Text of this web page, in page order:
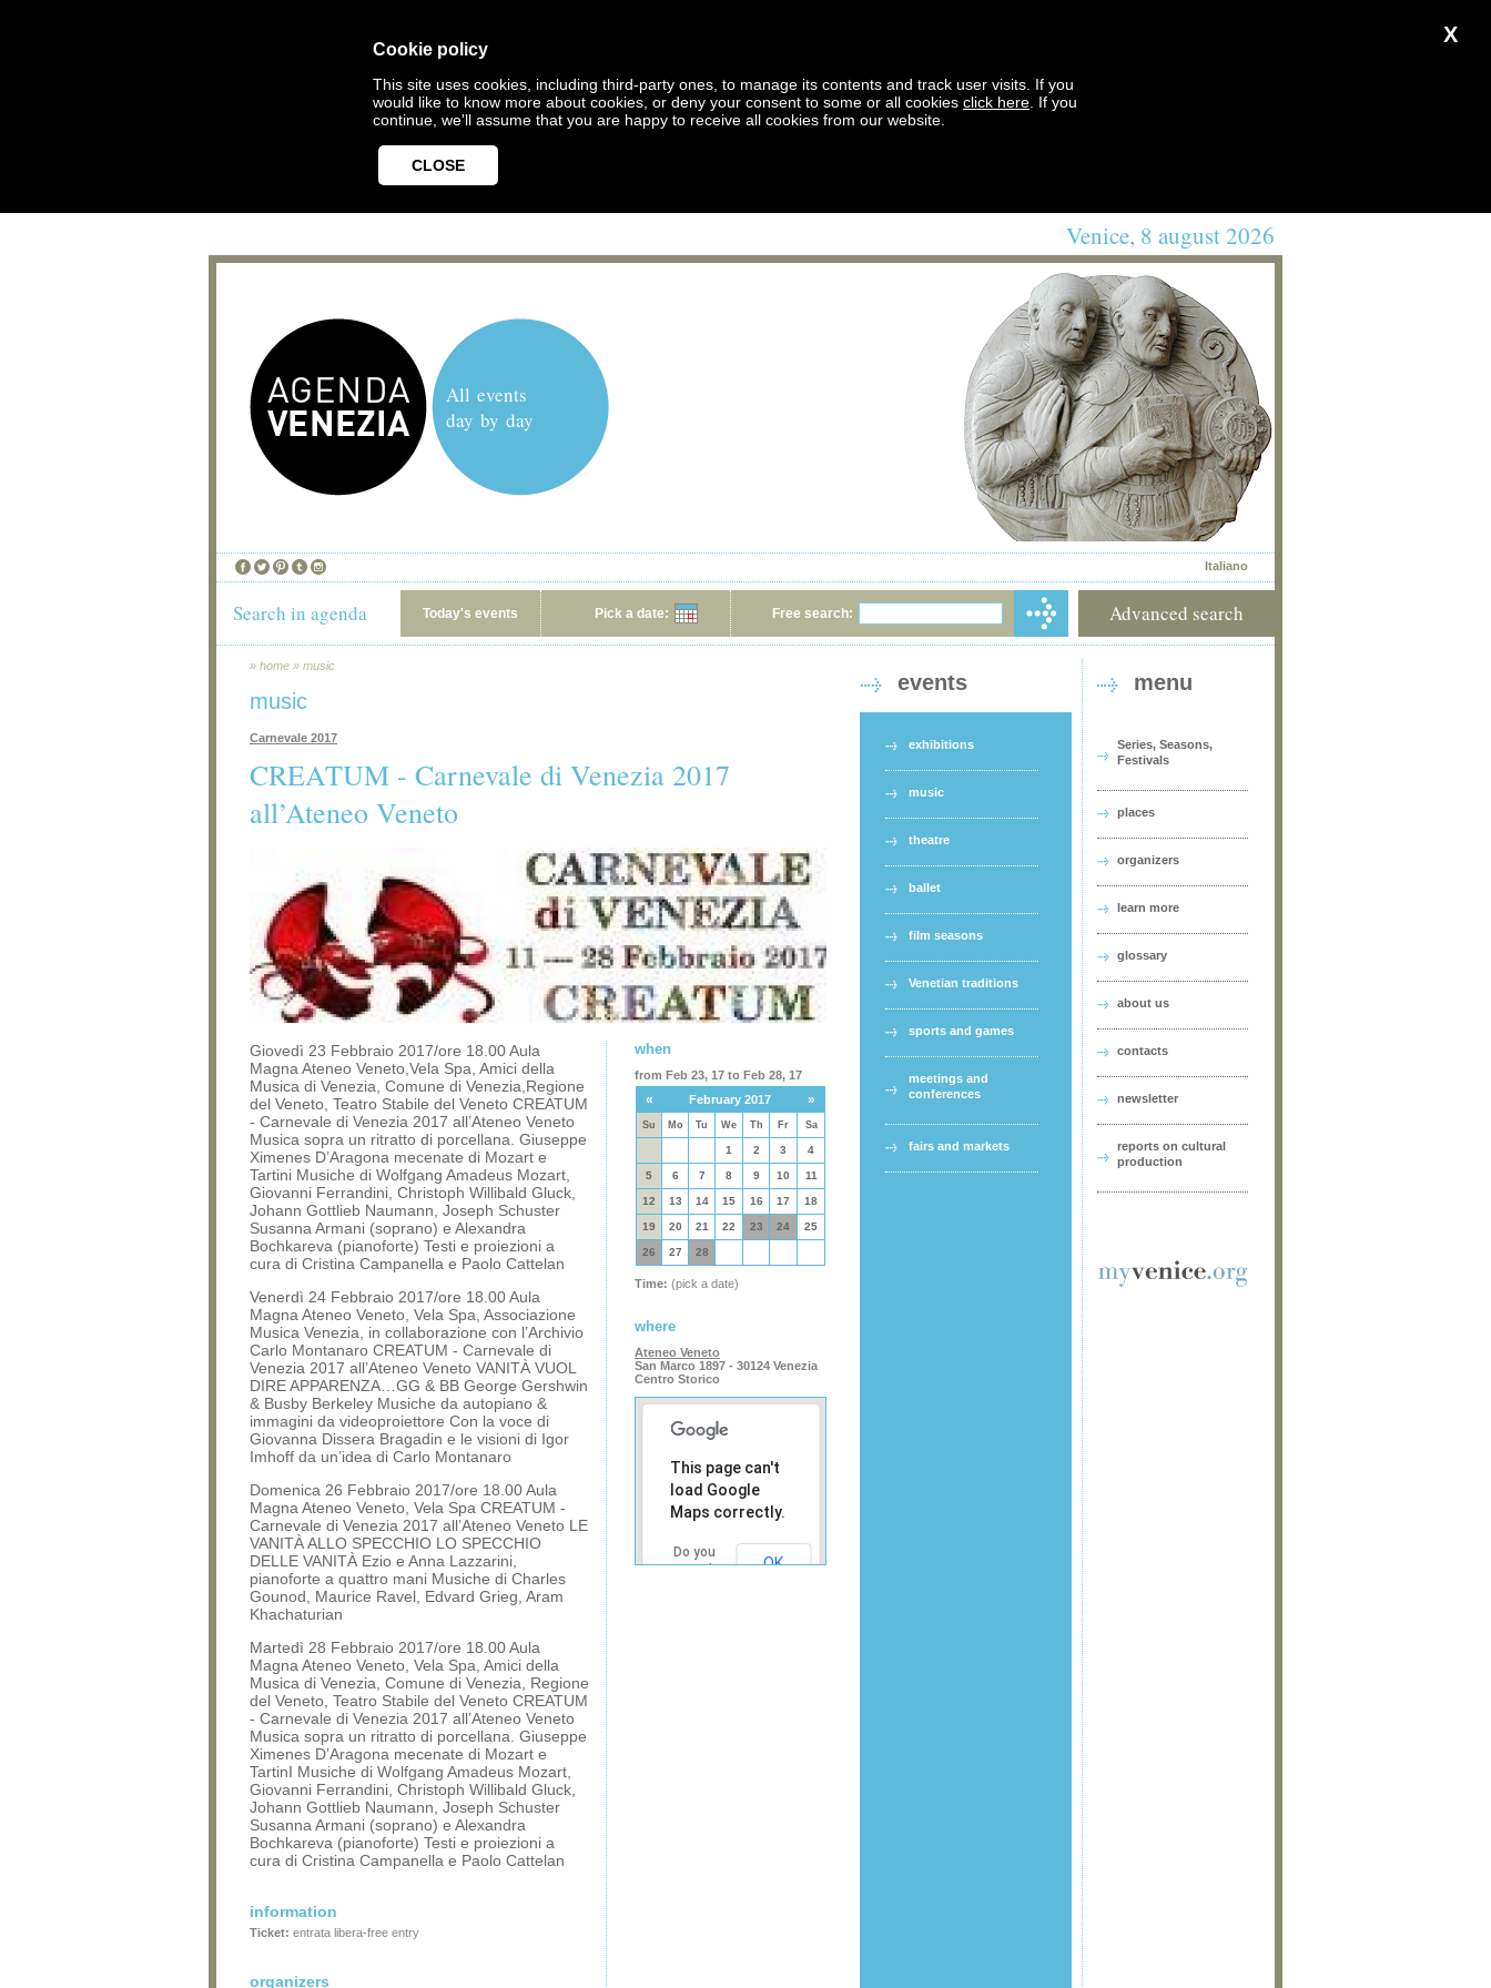
X
Cookie policy
This site uses cookies, including third-party ones, to manage its contents and track user visits. If you
would like to know more about cookies, or deny your consent to some or all cookies click here . If you
continue, we'll assume that you are happy to receive all cookies from our website.
CLOSE
Venice, 8 august 2026
All events
day by day
Italiano
Search in agenda Today's events Pick a date: Free search: Advanced search
» home » music
music
Carnevale 2017
CREATUM - Carnevale di Venezia 2017
all’Ateneo Veneto
Giovedì 23 Febbraio 2017/ore 18.00 Aula
Magna Ateneo Veneto,Vela Spa, Amici della
Musica di Venezia, Comune di Venezia,Regione
del Veneto, Teatro Stabile del Veneto CREATUM
- Carnevale di Venezia 2017 all’Ateneo Veneto
Musica sopra un ritratto di porcellana. Giuseppe
Ximenes D’Aragona mecenate di Mozart e
Tartini Musiche di Wolfgang Amadeus Mozart,
Giovanni Ferrandini, Christoph Willibald Gluck,
Johann Gottlieb Naumann, Joseph Schuster
Susanna Armani (soprano) e Alexandra
Bochkareva (pianoforte) Testi e proiezioni a
cura di Cristina Campanella e Paolo Cattelan
Venerdì 24 Febbraio 2017/ore 18.00 Aula
Magna Ateneo Veneto, Vela Spa, Associazione
Musica Venezia, in collaborazione con l’Archivio
Carlo Montanaro CREATUM - Carnevale di
Venezia 2017 all’Ateneo Veneto VANITÀ VUOL
DIRE APPARENZA…GG & BB George Gershwin
& Busby Berkeley Musiche da autopiano &
immagini da videoproiettore Con la voce di
Giovanna Dissera Bragadin e le visioni di Igor
Imhoff da un’idea di Carlo Montanaro
Domenica 26 Febbraio 2017/ore 18.00 Aula
Magna Ateneo Veneto, Vela Spa CREATUM -
Carnevale di Venezia 2017 all’Ateneo Veneto LE
VANITÀ ALLO SPECCHIO LO SPECCHIO
DELLE VANITÀ Ezio e Anna Lazzarini,
pianoforte a quattro mani Musiche di Charles
Gounod, Maurice Ravel, Edvard Grieg, Aram
Khachaturian
Martedì 28 Febbraio 2017/ore 18.00 Aula
Magna Ateneo Veneto, Vela Spa, Amici della
Musica di Venezia, Comune di Venezia, Regione
del Veneto, Teatro Stabile del Veneto CREATUM
- Carnevale di Venezia 2017 all’Ateneo Veneto
Musica sopra un ritratto di porcellana. Giuseppe
Ximenes D’Aragona mecenate di Mozart e
TartinI Musiche di Wolfgang Amadeus Mozart,
Giovanni Ferrandini, Christoph Willibald Gluck,
Johann Gottlieb Naumann, Joseph Schuster
Susanna Armani (soprano) e Alexandra
Bochkareva (pianoforte) Testi e proiezioni a
cura di Cristina Campanella e Paolo Cattelan
information
Ticket: entrata libera-free entry
organizers
when
from Feb 23, 17 to Feb 28, 17
« February 2017 »
Su Mo Tu We Th Fr Sa
1 2 3 4
5 6 7 8 9 10 11
12 13 14 15 16 17 18
19 20 21 22 23 24 25
26 27 28
Time: (pick a date)
where
Ateneo Veneto
San Marco 1897 - 30124 Venezia
Centro Storico
This page can't
load Google
Maps correctly.
Do you
own this
OK
events
exhibitions
music
theatre
ballet
film seasons
Venetian traditions
sports and games
meetings and
conferences
fairs and markets
menu
Series, Seasons,
Festivals
places
organizers
learn more
glossary
about us
contacts
newsletter
reports on cultural
production